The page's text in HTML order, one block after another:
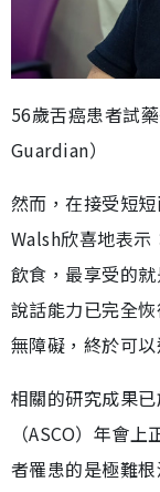
56歲舌癌患者試
Guardian）
然而，在接受短
Walsh欣喜地表示
飲食，最享受的
說話能力已完全
無障礙，終於可以
相關的研究成果
（ASCO）年會
者罹患的是極難